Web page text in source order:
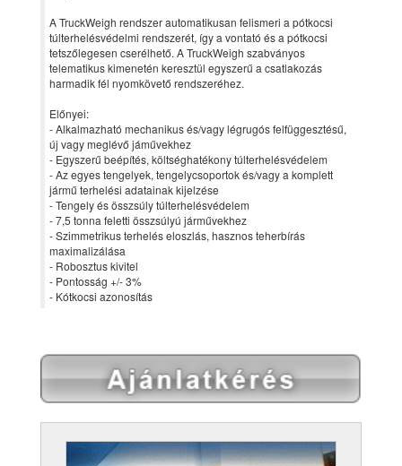
A TruckWeigh rendszer automatikusan felismeri a pótkocsi
túlterhelésvédelmi rendszerét, így a vontató és a pótkocsi
tetszőlegesen cserélhető. A TruckWeigh szabványos
telematikus kimenetén keresztül egyszerű a csatlakozás
harmadik fél nyomkövető rendszeréhez.
Előnyei:
- Alkalmazható mechanikus és/vagy légrugós felfüggesztésű,
új vagy meglévő jáművekhez
- Egyszerű beépítés, költséghatékony túlterhelésvédelem
- Az egyes tengelyek, tengelycsoportok és/vagy a komplett
jármű terhelési adatainak kijelzése
- Tengely és összsúly túlterhelésvédelem
- 7,5 tonna feletti összsúlyú járművekhez
- Szimmetrikus terhelés eloszlás, hasznos teherbírás
maximalizálása
- Robosztus kivitel
- Pontosság +/- 3%
- Kótkocsi azonosítás